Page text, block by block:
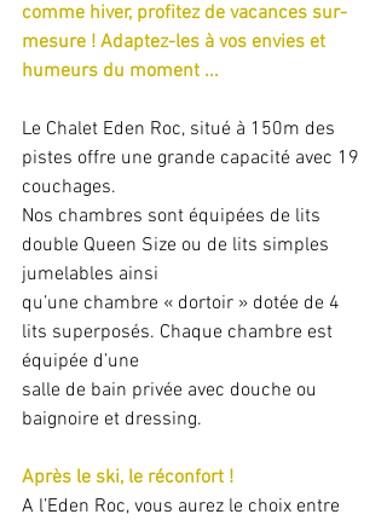
comme hiver, profitez de vacances sur-
mesure ! Adaptez-les à vos envies et
humeurs du moment ...
Le Chalet Eden Roc, situé à 150m des
pistes offre une grande capacité avec 19
couchages.
Nos chambres sont équipées de lits
double Queen Size ou de lits simples
jumelables ainsi
qu’une chambre « dortoir » dotée de 4
lits superposés. Chaque chambre est
équipée d’une
salle de bain privée avec douche ou
baignoire et dressing.
Après le ski, le réconfort !
A l’Eden Roc, vous aurez le choix entre